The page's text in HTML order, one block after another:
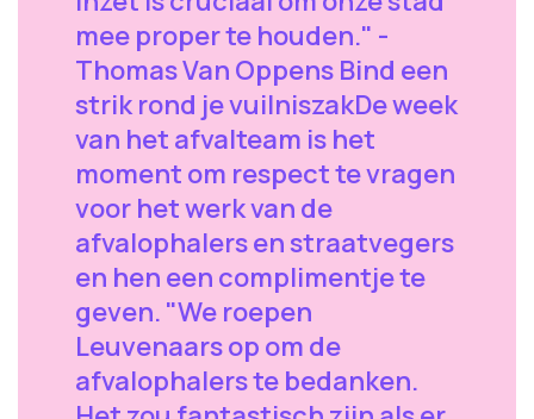
mee proper te houden." -
Thomas Van Oppens Bind een
strik rond je vuilniszak ​De week
van het afvalteam is het
moment om respect te vragen
voor het werk van de
afvalophalers en straatvegers
en hen een complimentje te
geven. "We roepen
Leuvenaars op om de
afvalophalers te bedanken.